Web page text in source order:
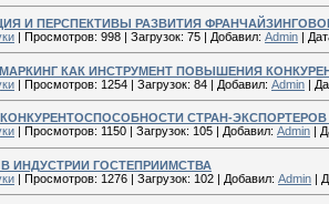
И ПЕРСПЕКТИВЫ РАЗВИТИЯ
| Просмотров: 998 | Загрузок: 75 | Добавил: Admin |
КАК ИНСТРУМЕНТ ПОВЫШЕНИЯ
| Просмотров: 1254 | Загрузок: 84 | Добавил: Admin |
КОНКУРЕНТОСПОСОБНОСТИ СТРАН-
Просмотров: 1150 Загрузок: 105 Добавил: Admin
В ИНДУСТРИИ ГОСТЕПРИИМСТВА
| Просмотров: 1276 | Загрузок: 102 | Добавил: Admin |